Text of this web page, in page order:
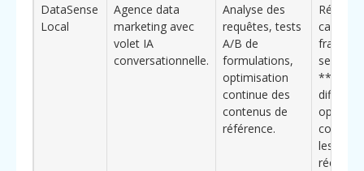
DataSense
Local
Agence data
marketing avec
volet IA
conversationnelle.
Analyse des
requêtes, tests
A/B de
formulations,
optimisation
continue des
contenus de
référence.
services.
les
réelles